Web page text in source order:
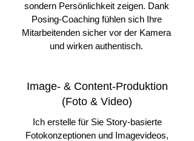
sondern Persönlichkeit zeigen. Dank
Posing-Coaching fühlen sich Ihre
Mitarbeitenden sicher vor der Kamera
und wirken authentisch.
Image- & Content-Produktion
(Foto & Video)
Ich erstelle für Sie Story-basierte
Fotokonzeptionen und Imagevideos,